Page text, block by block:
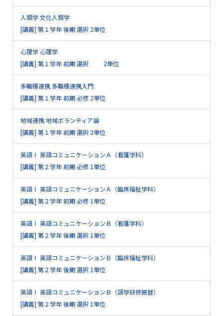
人類学 文化人類学
[講義] 第１学年 後期 選択 2単位
心理学 心理学
[講義] 第１学年 前期 選択 2単位
多職種連携 多職種連携入門
[講義] 第１学年 前期 必修 2単位
地域連携 地域ボランティア論
[講義] 第１学年 前期 選択 2単位
英語Ⅰ 英語コミュニケーションＡ（看護学科）
[講義] 第２学年 前期 必修 1単位
英語Ⅰ 英語コミュニケーションＡ（臨床福祉学科）
[講義] 第２学年 前期 必修 1単位
英語Ⅰ 英語コミュニケーションＢ（看護学科）
[講義] 第２学年 後期 選択 1単位
英語Ⅰ 英語コミュニケーションＢ（臨床福祉学科）
[講義] 第２学年 後期 選択 1単位
英語Ⅰ 英語コミュニケーションＢ（語学研修振替）
[講義] 第２学年 後期 選択 1単位